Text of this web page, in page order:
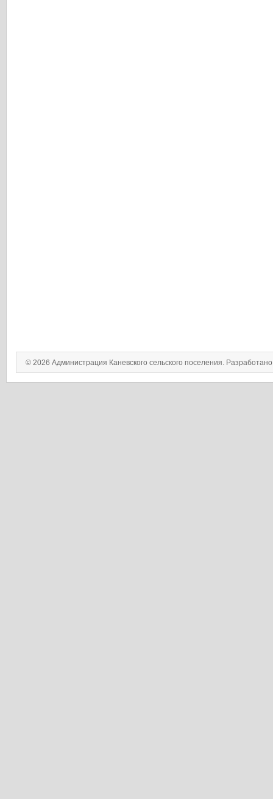
© 2026 Администрация Каневского сельского поселения.